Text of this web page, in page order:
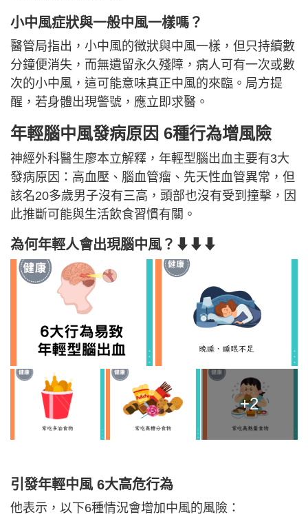
小中風症狀與一般中風一樣嗎？
醫管局指出，小中風的徵狀與中風一樣，但只持續數
分鐘便消失，而無遺留永久殘障，病人可有一次或數
次的小中風，這可能意味真正中風的來臨。局方提
醒，若身體出現警號，應立即求醫。
年輕腦中風發病原因 6種行為增風險
神經外科醫生廖本立解釋，年輕型腦出血主要有3大
發病原因：高血壓、腦血管瘤、先天性血管異常，但
該名20多歲男子沒有三高，頭部也沒有受到撞擊，因
此推斷可能與生活飲食習慣有關。
為何年輕人會出現腦中風？⬇⬇⬇
+2
引發年輕中風 6大高危行為
他表示，以下6種情況會增加中風的風險：